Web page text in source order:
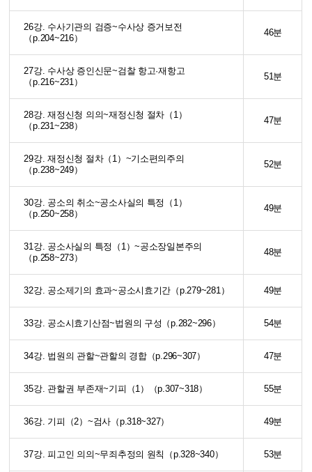
26강. 수사기관의 검증~수사상 증거보전
（p.204~216）
46분
27강. 수사상 증인신문~검찰 항고·재항고
（p.216~231）
51분
28강. 재정신청 의의~재정신청 절차（1）
（p.231~238）
47분
29강. 재정신청 절차（1）~기소편의주의
（p.238~249）
52분
30강. 공소의 취소~공소사실의 특정（1）
（p.250~258）
49분
31강. 공소사실의 특정（1）~공소장일본주의
（p.258~273）
48분
32강. 공소제기의 효과~공소시효기간（p.279~281） 49분
33강. 공소시효기산점~법원의 구성（p.282~296） 54분
34강. 법원의 관할~관할의 경합（p.296~307） 47분
35강. 관할권 부존재~기피（1）（p.307~318） 55분
36강. 기피（2）~검사（p.318~327） 49분
37강. 피고인 의의~무죄추정의 원칙（p.328~340） 53분